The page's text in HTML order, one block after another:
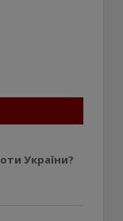
України?